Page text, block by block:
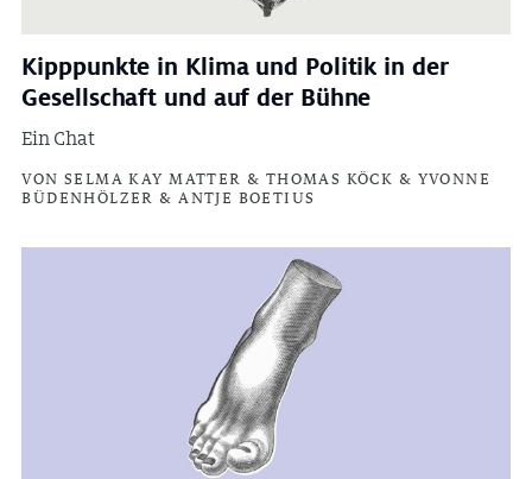
Kipppunkte in Klima und Politik in der
Gesellschaft und auf der Bühne
Ein Chat
VON SELMA KAY MATTER & THOMAS KÖCK & YVONNE
BÜDENHÖLZER & ANTJE BOETIUS